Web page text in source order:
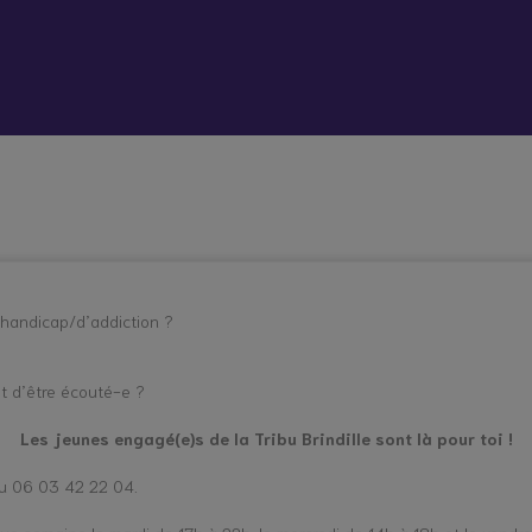
d’addiction ?
d’être écouté-e ?
Les jeunes engagé(e)s de la Tribu Brindille sont là pour toi !
06 03 42 22 04.